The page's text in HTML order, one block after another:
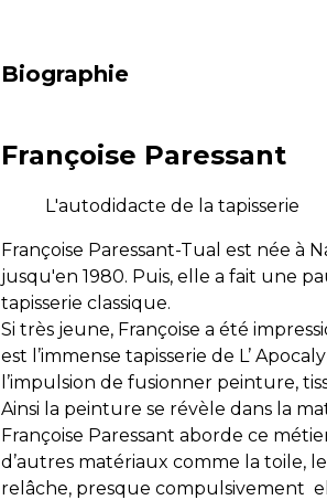
Biographie
Françoise Paressant
L'autodidacte de la tapisserie
Françoise Paressant-Tual est née à
jusqu'en 1980. Puis, elle a fait une
tapisserie classique.
Si très jeune, Françoise a été
est l’immense tapisserie de L’
l’impulsion de fusionner peinture,
Ainsi la peinture se révèle dans la
Françoise Paressant aborde ce
d’autres matériaux comme la toile,
relâche, presque compulsivement